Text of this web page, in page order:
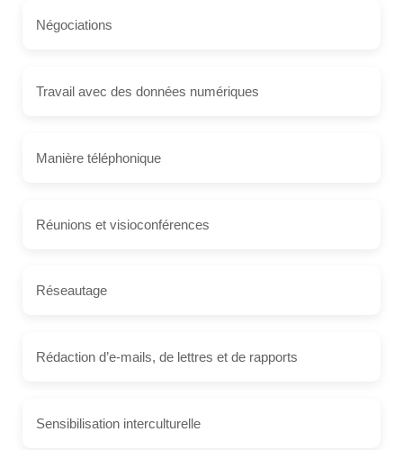
Négociations
Travail avec des données numériques
Manière téléphonique
Réunions et visioconférences
Réseautage
Rédaction d’e-mails, de lettres et de rapports
Sensibilisation interculturelle